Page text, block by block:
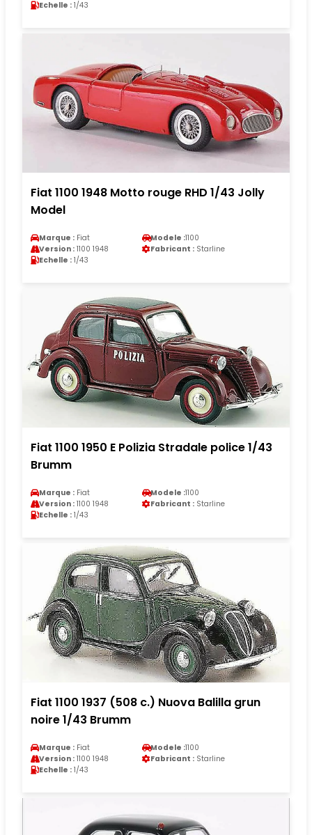
Echelle : 1/43
Fiat 1100 1948 Motto rouge RHD 1/43 Jolly
Model
Marque : Fiat Modele :1100
Version : 1100 1948 Fabricant : Starline
Echelle : 1/43
Fiat 1100 1950 E Polizia Stradale police 1/43
Brumm
Marque : Fiat Modele :1100
Version : 1100 1948 Fabricant : Starline
Echelle : 1/43
Fiat 1100 1937 (508 c.) Nuova Balilla grun
noire 1/43 Brumm
Marque : Fiat Modele :1100
Version : 1100 1948 Fabricant : Starline
Echelle : 1/43